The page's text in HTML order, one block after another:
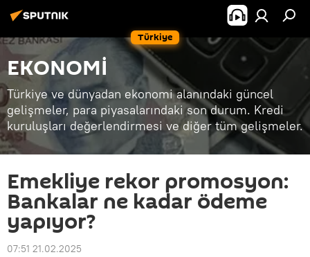
Türkiye
EKONOMİ
Türkiye ve dünyadan ekonomi alanındaki güncel
gelişmeler, para piyasalarındaki son durum. Kredi
kuruluşları değerlendirmesi ve diğer tüm gelişmeler.
Emekliye rekor promosyon:
Bankalar ne kadar ödeme
yapıyor?
07:51 21.02.2025